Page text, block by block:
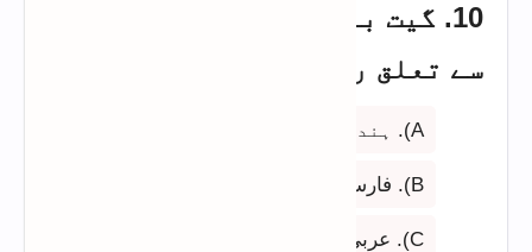
10. گیت بنیادی طور پر کس زبان
سے تعلق رکھتا ہے؟
A). ہندی
B). فارسی
C). عربی